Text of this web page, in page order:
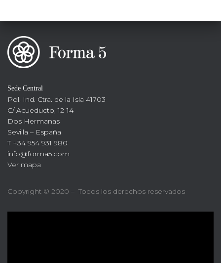
Sede Central
Pol. Ind. Ctra. de la Isla 41703
C/ Acueducto, 12-14
Dos Hermanas
Sevilla – España
T +34 954 931 980
info@forma5.com
Ver mapa
Copyright © 2020 – Todos los derechos reservados